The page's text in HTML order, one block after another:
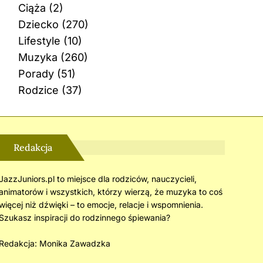
Ciąża (2)
Dziecko (270)
Lifestyle (10)
Muzyka (260)
Porady(51)
Rodzice (37)
Redakcja
to miejsce dla rodziców, nauczycieli,
i wszystkich, którzy wierzą, że muzyka to coś
niż dźwięki – to emocje, relacje i wspomnienia.
inspiracji do rodzinnego śpiewania?
Monika Zawadzka